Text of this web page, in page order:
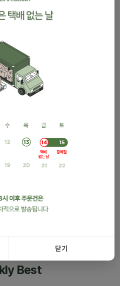
4,900원
천일홍줄기/빨강
Best
닫기